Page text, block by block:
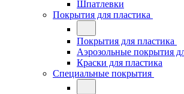
Шпатлевки
Покрытия для пластика
Покрытия для пластика
Аэрозольные покрытия
Краски для пластика
Специальные покрытия